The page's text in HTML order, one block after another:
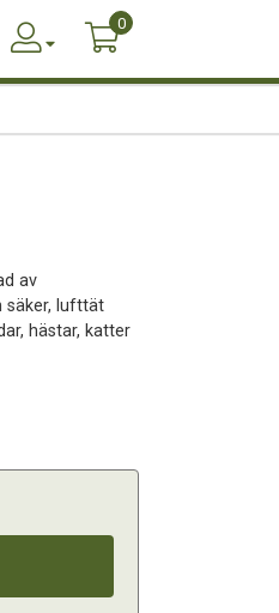
0
av
säker, lufttät
hästar, katter